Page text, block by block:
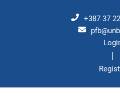
+387 37
|